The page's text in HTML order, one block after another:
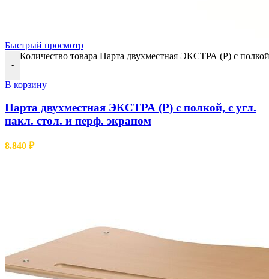
Быстрый просмотр
-
Количество товара Парта двухместная ЭКСТРА (Р) с
В корзину
Парта двухместная ЭКСТРА (Р) с полкой, с угл.
накл. стол. и перф. экраном
8.840 ₽